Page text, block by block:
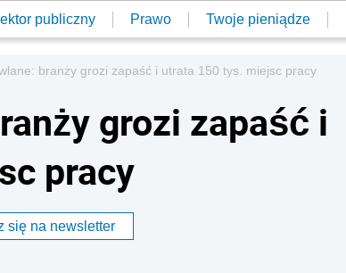
publiczny Prawo Twoje pieniądze
branży grozi zapaść i utrata 150 tys. miejsc pracy
grozi zapaść i
pracy
się na newsletter